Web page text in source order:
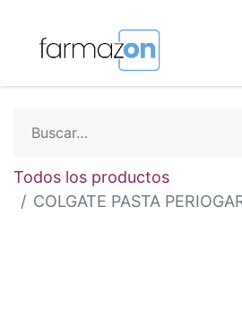
Todos los productos
COLGATE PASTA